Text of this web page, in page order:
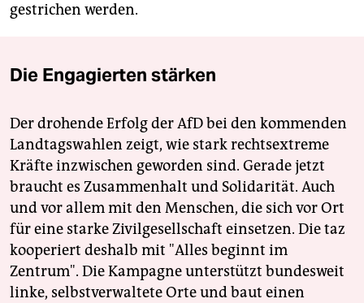
gestrichen werden.
Die Engagierten stärken
Der drohende Erfolg der AfD bei den kommenden
Landtagswahlen zeigt, wie stark rechtsextreme
Kräfte inzwischen geworden sind. Gerade jetzt
braucht es Zusammenhalt und Solidarität. Auch
und vor allem mit den Menschen, die sich vor Ort
für eine starke Zivilgesellschaft einsetzen. Die taz
kooperiert deshalb mit "Alles beginnt im
Zentrum". Die Kampagne unterstützt bundesweit
linke, selbstverwaltete Orte und baut einen